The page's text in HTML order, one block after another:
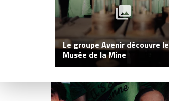
Le groupe Avenir découvre le
Musée de la Mine